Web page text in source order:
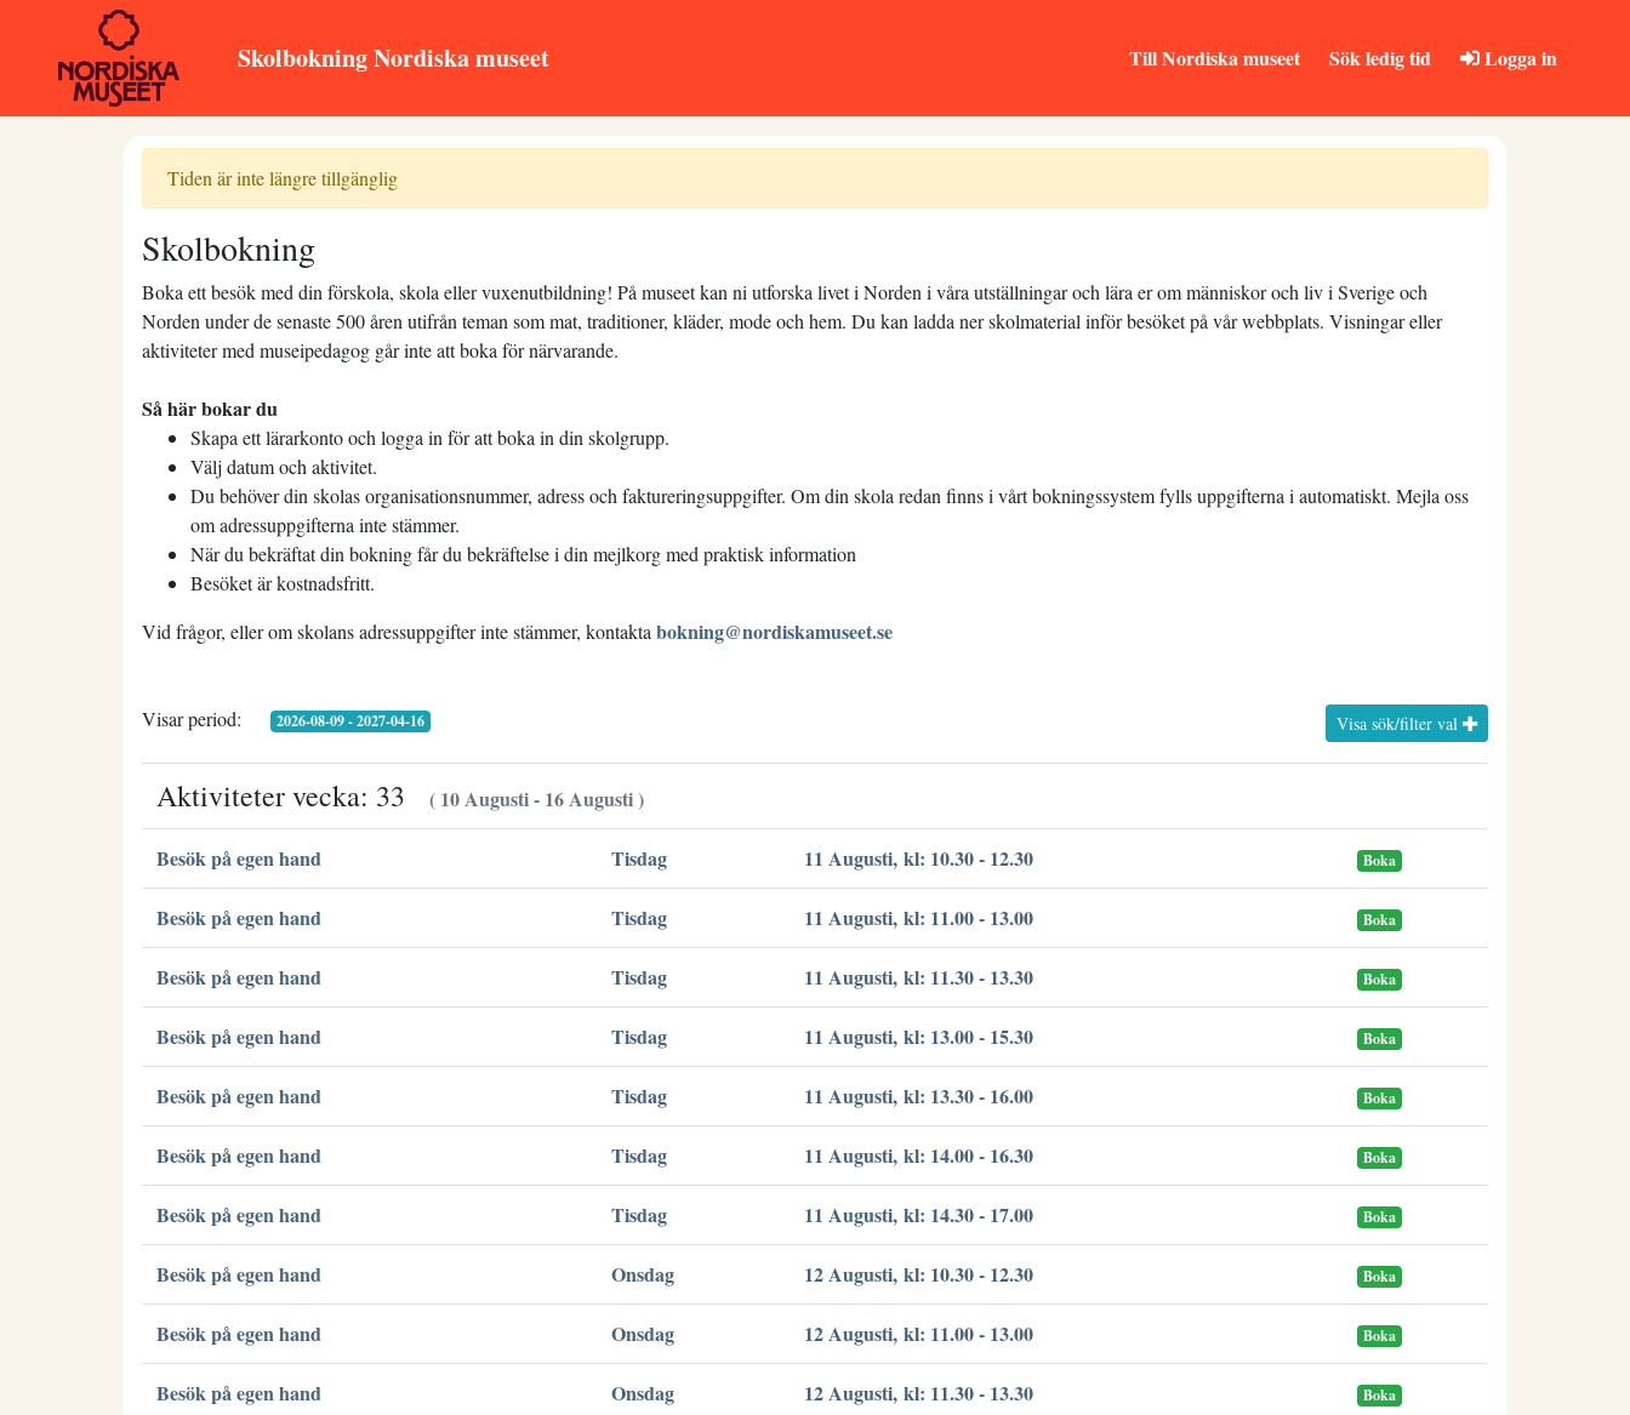
Skolbokning Nordiska museet Till Nordiska museet Sök ledig tid Logga in
Tiden är inte längre tillgänglig
Skolbokning
Boka ett besök med din förskola, skola eller vuxenutbildning! På museet kan ni utforska livet i Norden i våra utställningar och lära er om människor och liv i Sverige och
Norden under de senaste 500 åren utifrån teman som mat, traditioner, kläder, mode och hem. Du kan ladda ner skolmaterial inför besöket på vår webbplats. Visningar eller
aktiviteter med museipedagog går inte att boka för närvarande.
Så här bokar du
Skapa ett lärarkonto och logga in för att boka in din skolgrupp.
Välj datum och aktivitet.
Du behöver din skolas organisationsnummer, adress och faktureringsuppgifter. Om din skola redan finns i vårt bokningssystem fylls uppgifterna i automatiskt. Mejla oss
om adressuppgifterna inte stämmer.
När du bekräftat din bokning får du bekräftelse i din mejlkorg med praktisk information
Besöket är kostnadsfritt.
Vid frågor, eller om skolans adressuppgifter inte stämmer, kontakta bokning@nordiskamuseet.se
Visa sök/filter val
Visar period: 2026-08-09 - 2027-04-16
Aktiviteter vecka: 33 ( 10 Augusti - 16 Augusti )
Besök på egen hand Tisdag 11 Augusti, kl: 10.30 - 12.30 Boka
Besök på egen hand Tisdag 11 Augusti, kl: 11.00 - 13.00 Boka
Besök på egen hand Tisdag 11 Augusti, kl: 11.30 - 13.30 Boka
Besök på egen hand Tisdag 11 Augusti, kl: 13.00 - 15.30 Boka
Besök på egen hand Tisdag 11 Augusti, kl: 13.30 - 16.00 Boka
Besök på egen hand Tisdag 11 Augusti, kl: 14.00 - 16.30 Boka
Besök på egen hand Tisdag 11 Augusti, kl: 14.30 - 17.00 Boka
Besök på egen hand Onsdag 12 Augusti, kl: 10.30 - 12.30 Boka
Besök på egen hand Onsdag 12 Augusti, kl: 11.00 - 13.00 Boka
Besök på egen hand Onsdag 12 Augusti, kl: 11.30 - 13.30 Boka